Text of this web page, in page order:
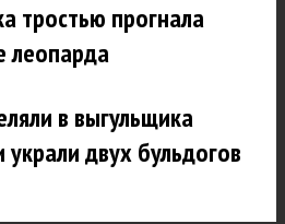
тростью прогнала
леопарда
в выгульщика
украли двух бульдогов